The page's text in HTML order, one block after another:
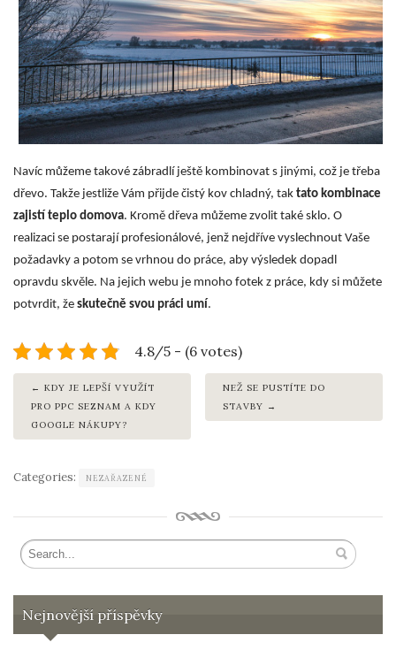
Navíc můžeme takové zábradlí ještě kombinovat s jinými, což je třeba
dřevo. Takže jestliže Vám přijde čistý kov chladný, tak tato kombinace
zajistí teplo domova. Kromě dřeva můžeme zvolit také sklo. O
realizaci se postarají profesionálové, jenž nejdříve vyslechnout Vaše
požadavky a potom se vrhnou do práce, aby výsledek dopadl
opravdu skvěle. Na jejich webu je mnoho fotek z práce, kdy si můžete
potvrdit, že skutečně svou práci umí.
4.8/5 - (6 votes)
KDY JE LEPŠÍ VYUŽÍT
PRO PPC SEZNAM A KDY
GOOGLE NÁKUPY?
NEŽ SE PUSTÍTE DO
STAVBY
Categories: NEZAŘAZENÉ
Nejnovější příspěvky